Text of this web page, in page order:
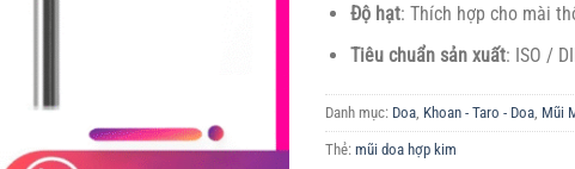
Độ hạt: Thích hợp cho mài
Tiêu chuẩn sản xuất: ISO /
Danh mục: Doa, Khoan - Taro - Doa, Mũi
Thẻ: mũi doa hợp kim